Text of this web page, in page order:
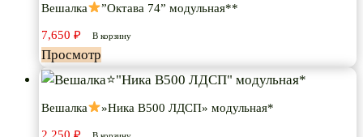
Вешалка ”Октава 74” модульная**
7,650 ₽ В корзину
Просмотр
Вешалка »Ника В500 ЛДСП» модульная*
2,250 ₽ В корзину